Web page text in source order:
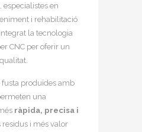
, especialistes en
i rehabilitació
la tecnologia
CNC per oferir un
fusta produïdes amb
una
ràpida, precisa i
residus i més valor